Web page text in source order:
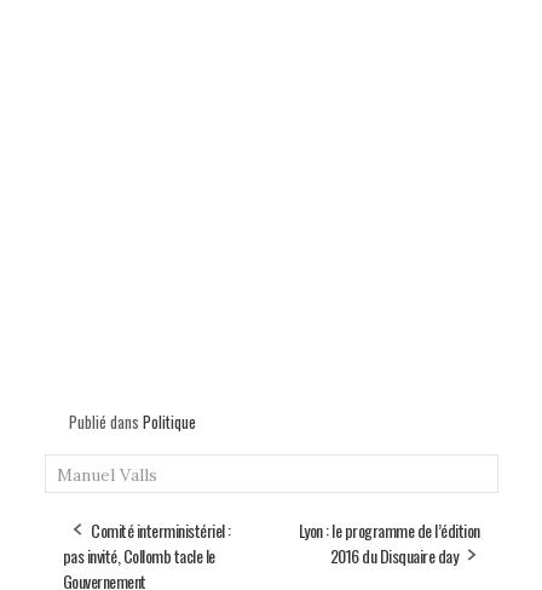
Publié dans Politique
Manuel Valls
Comité interministériel :
pas invité, Collomb tacle le
Gouvernement
Lyon : le programme de l’édition
2016 du Disquaire day